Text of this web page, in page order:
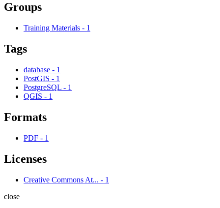
Groups
Training Materials - 1
Tags
database - 1
PostGIS - 1
PostgreSQL - 1
QGIS - 1
Formats
PDF - 1
Licenses
Creative Commons At... - 1
close